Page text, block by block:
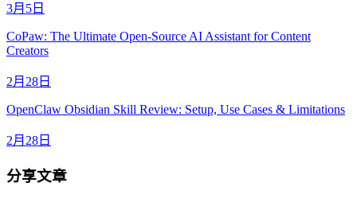
3月5日
CoPaw: The Ultimate Open-Source AI Assistant for Content
Creators
2月28日
OpenClaw Obsidian Skill Review: Setup, Use Cases & Limitations
2月28日
分享文章